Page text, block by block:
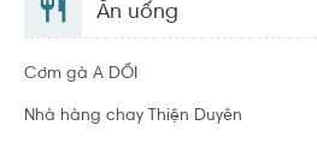
Ăn uống
Cơm gà A DỔI
Nhà hàng chay Thiện Duyên